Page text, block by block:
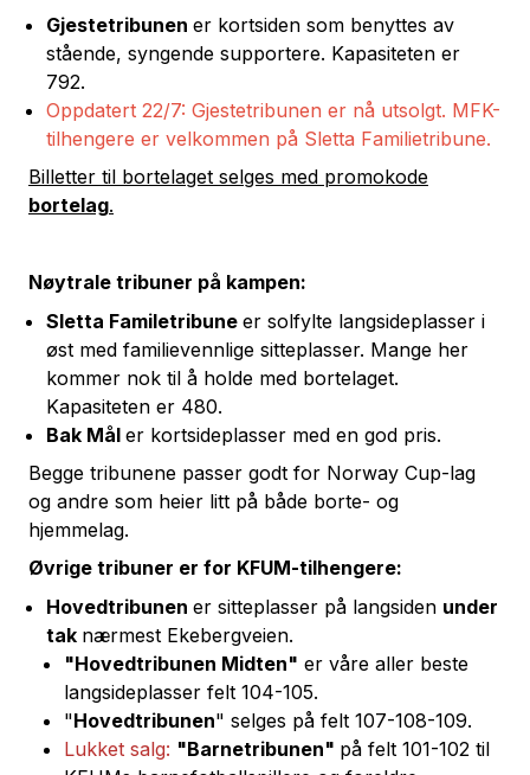
Gjestetribunen er kortsiden som benyttes av
stående, syngende supportere. Kapasiteten er
792.
Oppdatert 22/7: Gjestetribunen er nå utsolgt. MFK-
tilhengere er velkommen på Sletta Familietribune.
Billetter til bortelaget selges med promokode
bortelag.
Nøytrale tribuner på kampen:
Sletta Familetribune er solfylte langsideplasser i
øst med familievennlige sitteplasser. Mange her
kommer nok til å holde med bortelaget.
Kapasiteten er 480.
Bak Mål er kortsideplasser med en god pris.
Begge tribunene passer godt for Norway Cup-lag
og andre som heier litt på både borte- og
hjemmelag.
Øvrige tribuner er for KFUM-tilhengere:
Hovedtribunen er sitteplasser på langsiden under
tak nærmest Ekebergveien.
"Hovedtribunen Midten" er våre aller beste
langsideplasser felt 104-105.
"Hovedtribunen" selges på felt 107-108-109.
Lukket salg: "Barnetribunen" på felt 101-102 til